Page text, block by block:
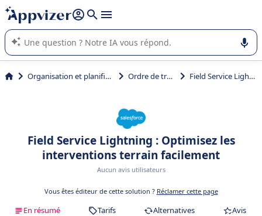
répondre (plusieurs lignes avec
L'IA de Appvizer vous guide dans l'utilisation ou la sélection de
logiciel SaaS en entreprise.
Organisation et planification Ordre de travail Field Service Lightning
Field Service Lightning : Optimisez les
interventions terrain facilement
Aucun avis utilisateurs
Vous êtes éditeur de cette solution ? Réclamer cette page
En résumé Tarifs Alternatives Avis